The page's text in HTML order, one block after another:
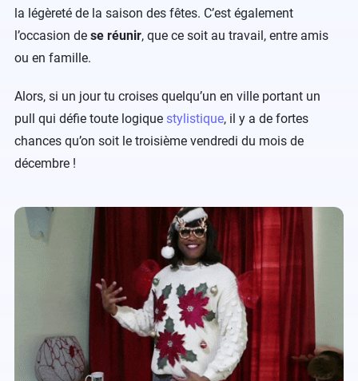
la légèreté de la saison des fêtes. C’est également
l’occasion de se réunir, que ce soit au travail, entre amis
ou en famille.
Alors, si un jour tu croises quelqu’un en ville portant un
pull qui défie toute logique stylistique, il y a de fortes
chances qu’on soit le troisième vendredi du mois de
décembre !